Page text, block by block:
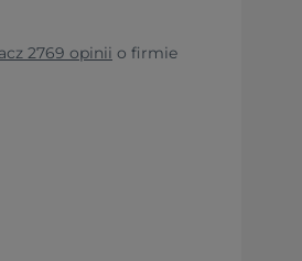
2769 opinii o firmie